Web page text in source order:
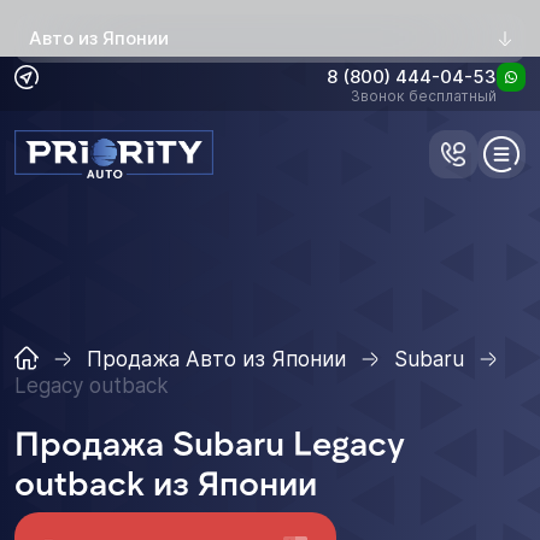
Авто из Японии
8 (800) 444-04-53
Звонок бесплатный
Продажа Авто из Японии
Subaru
Legacy outback
Продажа Subaru Legacy
outback из Японии